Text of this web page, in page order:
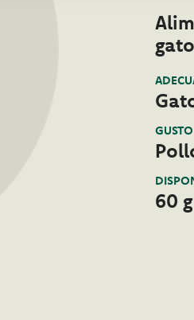
GUSTO
60 g